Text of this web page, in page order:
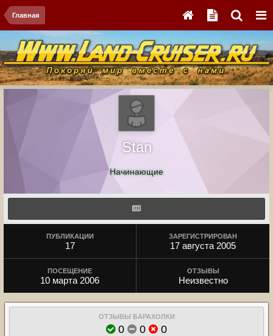
Главная
Stan
Начинающие
ПУБЛИКАЦИИ
17
ЗАРЕГИСТРИРОВАН
17 августа 2005
ПОСЕЩЕНИЕ
10 марта 2006
ОТЗЫВЫ
Неизвестно
ОТЗЫВЫ БАРАХОЛКИ
0 0 0